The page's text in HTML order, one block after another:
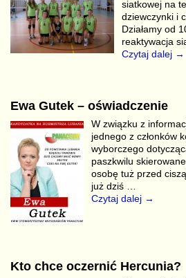
siatkowej na
dziewczynki i
Działamy od
reaktywacja
Czytaj dalej →
Ewa Gutek – oświadczenie
W związku z
jednego z członków
wyborczego
paszkwilu
osobę tuż przed
już dziś
Czytaj dalej →
Kto chce oczernić Hercunia?